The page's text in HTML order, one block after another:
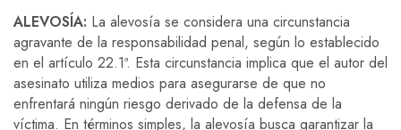
ALEVOSÍA: La alevosía se considera una circunstancia
agravante de la responsabilidad penal, según lo establecido
en el artículo 22.1ª. Esta circunstancia implica que el autor del
asesinato utiliza medios para asegurarse de que no
enfrentará ningún riesgo derivado de la defensa de la
víctima. En términos simples, la alevosía busca garantizar la